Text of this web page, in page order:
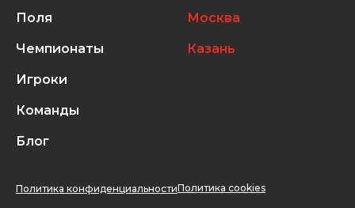
Поля
Чемпионаты
Игроки
Команды
Блог
Москва
Казань
Политика конфиденциальностиПолитика cookies